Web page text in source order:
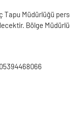
Müdürlüğü
Bölge